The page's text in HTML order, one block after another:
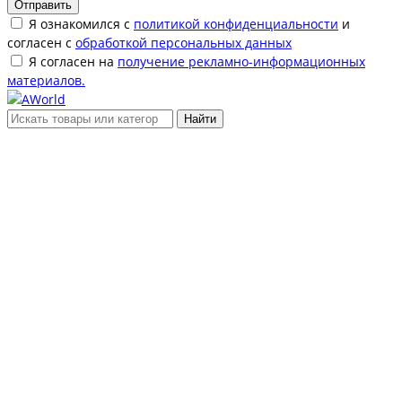
Отправить
Я ознакомился с политикой конфиденциальности и
согласен с обработкой персональных данных
Я согласен на получение рекламно-информационных
материалов.
Найти